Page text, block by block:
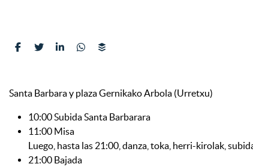
Santa Barbara y plaza Gernikako Arbola (Urretxu)
10:00 Subida Santa Barbarara
11:00 Misa
Luego, hasta las 21:00, danza, toka, herri-kirolak,
21:00 Bajada